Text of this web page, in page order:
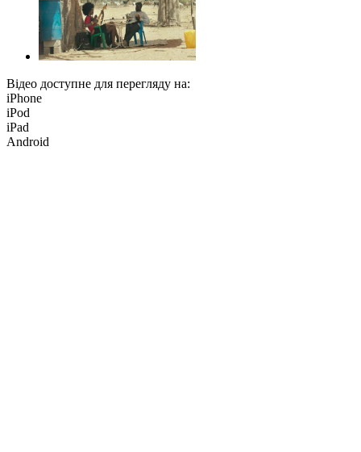
Відео доступне для перегляду на:
iPhone
iPod
iPad
Android